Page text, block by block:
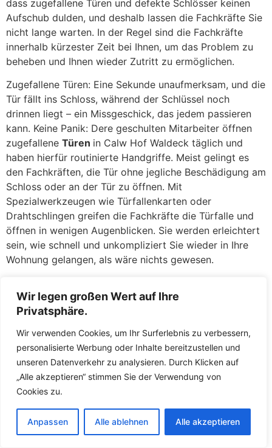
Wir legen großen Wert auf Ihre
Privatsphäre.
Wir verwenden Cookies, um Ihr Surferlebnis zu verbessern,
personalisierte Werbung oder Inhalte bereitzustellen und
unseren Datenverkehr zu analysieren. Durch Klicken auf
„Alle akzeptieren“ stimmen Sie der Verwendung von
Cookies zu.
Anpassen Alle ablehnen Alle akzeptieren
dass zugefallene Türen und defekte Schlösser keinen
Aufschub dulden, und deshalb lassen die Fachkräfte Sie
nicht lange warten. In der Regel sind die Fachkräfte
innerhalb kürzester Zeit bei Ihnen, um das Problem zu
beheben und Ihnen wieder Zutritt zu ermöglichen.
Zugefallene Türen: Eine Sekunde unaufmerksam, und die
Tür fällt ins Schloss, während der Schlüssel noch
drinnen liegt – ein Missgeschick, das jedem passieren
kann. Keine Panik: Dere geschulten Mitarbeiter öffnen
zugefallene Türen in Calw Hof Waldeck täglich und
haben hierfür routinierte Handgriffe. Meist gelingt es
den Fachkräften, die Tür ohne jegliche Beschädigung am
Schloss oder an der Tür zu öffnen. Mit
Spezialwerkzeugen wie Türfallenkarten oder
Drahtschlingen greifen die Fachkräfte die Türfalle und
öffnen in wenigen Augenblicken. Sie werden erleichtert
sein, wie schnell und unkompliziert Sie wieder in Ihre
Wohnung gelangen, als wäre nichts gewesen.
Schloss kann ebenso ärgerlich sein. Wenn der Schlüssel
sich nicht mehr drehen lässt, im Schloss abgebrochen
ist oder das Schloss nach einem versuchten Einbruch
beschädigt wurde, stehen die Fachkräfte Ihnen mit
fachkundiger Hilfe zur Seite. Zunächst versuchen die
Fachkräfte, das defekte Schloss zu reparieren oder den
abgebrochenen Schlüssel zu entfernen. Gelingt dies
gegen ein neues aus. So müssen Sie keine Sorgen